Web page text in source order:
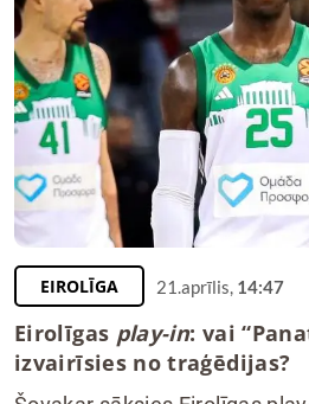
EIROLĪGA 21.aprīlis, 14:47
Eirolīgas play-in: vai
izvairīsies no traģēdijas?